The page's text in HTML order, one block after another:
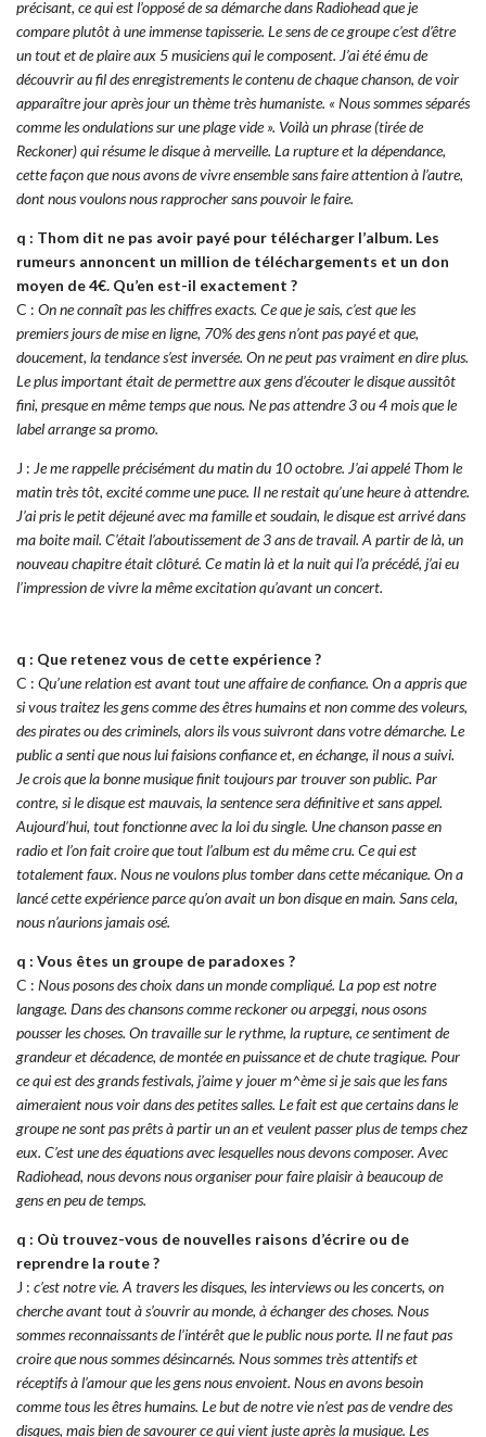
précisant, ce qui est l’opposé de sa démarche dans Radiohead que je
compare plutôt à une immense tapisserie. Le sens de ce groupe c’est d’être
un tout et de plaire aux 5 musiciens qui le composent. J’ai été ému de
découvrir au fil des enregistrements le contenu de chaque chanson, de voir
apparaître jour après jour un thème très humaniste. « Nous sommes séparés
comme les ondulations sur une plage vide ». Voilà un phrase (tirée de
Reckoner) qui résume le disque à merveille. La rupture et la dépendance,
cette façon que nous avons de vivre ensemble sans faire attention à l’autre,
dont nous voulons nous rapprocher sans pouvoir le faire.
q : Thom dit ne pas avoir payé pour télécharger l’album. Les
rumeurs annoncent un million de téléchargements et un don
moyen de 4€. Qu’en est-il exactement ?
C : On ne connaît pas les chiffres exacts. Ce que je sais, c’est que les
premiers jours de mise en ligne, 70% des gens n’ont pas payé et que,
doucement, la tendance s’est inversée. On ne peut pas vraiment en dire plus.
Le plus important était de permettre aux gens d’écouter le disque aussitôt
fini, presque en même temps que nous. Ne pas attendre 3 ou 4 mois que le
label arrange sa promo.
J : Je me rappelle précisément du matin du 10 octobre. J’ai appelé Thom le
matin très tôt, excité comme une puce. Il ne restait qu’une heure à attendre.
J’ai pris le petit déjeuné avec ma famille et soudain, le disque est arrivé dans
ma boite mail. C’était l’aboutissement de 3 ans de travail. A partir de là, un
nouveau chapitre était clôturé. Ce matin là et la nuit qui l’a précédé, j’ai eu
l’impression de vivre la même excitation qu’avant un concert.
q : Que retenez vous de cette expérience ?
C : Qu’une relation est avant tout une affaire de confiance. On a appris que
si vous traitez les gens comme des êtres humains et non comme des voleurs,
des pirates ou des criminels, alors ils vous suivront dans votre démarche. Le
public a senti que nous lui faisions confiance et, en échange, il nous a suivi.
Je crois que la bonne musique finit toujours par trouver son public. Par
contre, si le disque est mauvais, la sentence sera définitive et sans appel.
Aujourd’hui, tout fonctionne avec la loi du single. Une chanson passe en
radio et l’on fait croire que tout l’album est du même cru. Ce qui est
totalement faux. Nous ne voulons plus tomber dans cette mécanique. On a
lancé cette expérience parce qu’on avait un bon disque en main. Sans cela,
nous n’aurions jamais osé.
q : Vous êtes un groupe de paradoxes ?
C : Nous posons des choix dans un monde compliqué. La pop est notre
langage. Dans des chansons comme reckoner ou arpeggi, nous osons
pousser les choses. On travaille sur le rythme, la rupture, ce sentiment de
grandeur et décadence, de montée en puissance et de chute tragique. Pour
ce qui est des grands festivals, j’aime y jouer m^ème si je sais que les fans
aimeraient nous voir dans des petites salles. Le fait est que certains dans le
groupe ne sont pas prêts à partir un an et veulent passer plus de temps chez
eux. C’est une des équations avec lesquelles nous devons composer. Avec
Radiohead, nous devons nous organiser pour faire plaisir à beaucoup de
gens en peu de temps.
q : Où trouvez-vous de nouvelles raisons d’écrire ou de
reprendre la route ?
J : c’est notre vie. A travers les disques, les interviews ou les concerts, on
cherche avant tout à s’ouvrir au monde, à échanger des choses. Nous
sommes reconnaissants de l’intérêt que le public nous porte. Il ne faut pas
croire que nous sommes désincarnés. Nous sommes très attentifs et
réceptifs à l’amour que les gens nous envoient. Nous en avons besoin
comme tous les êtres humains. Le but de notre vie n’est pas de vendre des
disques, mais bien de savourer ce qui vient juste après la musique. Les